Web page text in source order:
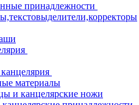
принадлежности
материалы
и канцелярские ножи